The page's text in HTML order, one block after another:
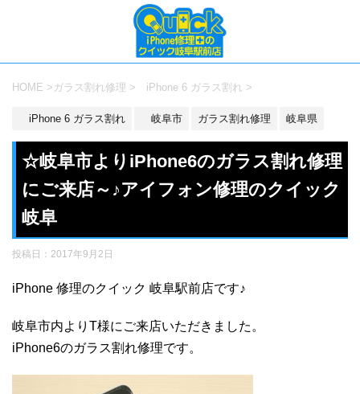
HOME > ガラス割れ修理 > iPhone 6 ガラス割れ >
iPhone 6 ガラス割れ 岐阜市 ガラス割れ修理 岐阜県
☆岐阜市よりiPhone6のガラス割れ修理
にご来店～♪アイフォン修理のクイック
岐阜
投稿日： 2017年9月2日
iPhone 修理のクイック 岐阜駅前店です♪
岐阜市内よりT様にご来店いただきました。
iPhone6のガラス割れ修理です。